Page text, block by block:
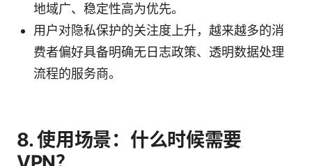
地域广、稳定性高为优先。
用户对隐私保护的关注度上升，越来越多的消
费者偏好具备明确无日志政策、透明数据处理
流程的服务商。
8. 使用场景：什么时候需要